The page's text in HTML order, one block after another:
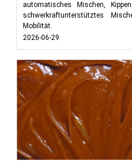
automatisches Mischen,
schwerkraftunterstütztes
Mobilität.
2026-06-29